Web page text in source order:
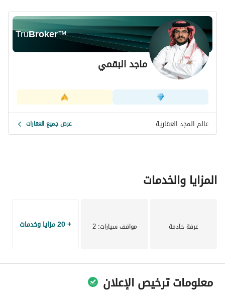
لا تفوت هذه الفرصة لامتلاك شقة استوديو في الجنادرية، الرياض.
اتصل بنا اليوم للحصول على مزيد من المعلومات وترتيب زيارة.
منزلك الجديد على بعد مكالمة واحدة فقط! TruBroker™
ماجد البقمي
عالم المجد العقارية عرض جميع العقارات
المزايا والخدمات
غرفة خادمة مواقف سيارات: 2 + 20 مزايا وخدمات
معلومات ترخيص الإعلان